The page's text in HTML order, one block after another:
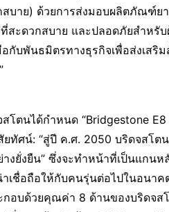
บาย) ด้วยการส่งมอบผลิตภัณฑ์ย
สะดวกสบาย และปลอดภัยสำหรั
กับพันธมิตรทางธุรกิจเพื่อส่งเสริ
โตนได้กำหนด “Bridgestone
ยทัศน์: “สู่ปี ค.ศ. 2050 บริดจสโ
งยั่งยืน” ซึ่งจะทำหน้าที่เป็นแกน
าเชื่อถือให้กับคนรุ่นต่อไปในอน
กอบด้วยคุณค่า 8 ด้านของบริดจส